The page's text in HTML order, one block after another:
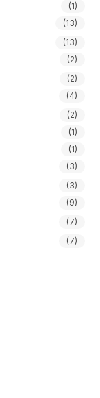
(1)
(13)
(13)
(2)
(2)
(4)
(2)
(1)
(1)
(3)
(3)
(9)
(7)
(7)